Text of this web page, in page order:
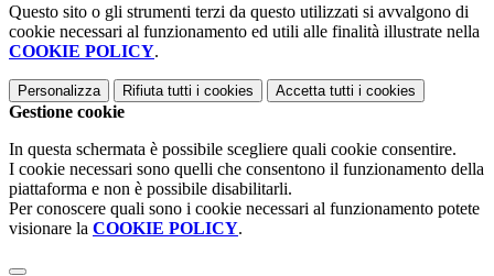
Questo sito o gli strumenti terzi da questo utilizzati si avvalgono di
cookie necessari al funzionamento ed utili alle finalità illustrate nella
COOKIE POLICY.
Personalizza Rifiuta tutti i cookies Accetta tutti i cookies
Gestione cookie
In questa schermata è possibile scegliere quali cookie consentire.
I cookie necessari sono quelli che consentono il funzionamento della
piattaforma e non è possibile disabilitarli.
Per conoscere quali sono i cookie necessari al funzionamento potete
visionare la COOKIE POLICY.